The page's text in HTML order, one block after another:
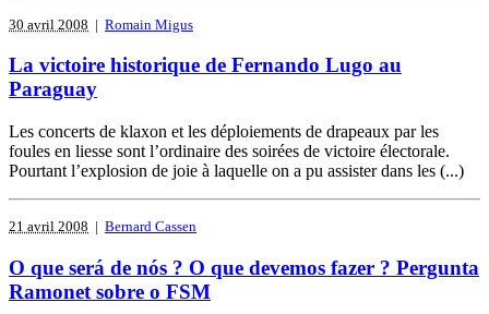
30 avril 2008 | Romain Migus
La victoire historique de Fernando Lugo au
Paraguay
Les concerts de klaxon et les déploiements de drapeaux par les
foules en liesse sont l’ordinaire des soirées de victoire électorale.
Pourtant l’explosion de joie à laquelle on a pu assister dans les (...)
21 avril 2008 | Bernard Cassen
O que será de nós ? O que devemos fazer ? Pergunta
Ramonet sobre o FSM